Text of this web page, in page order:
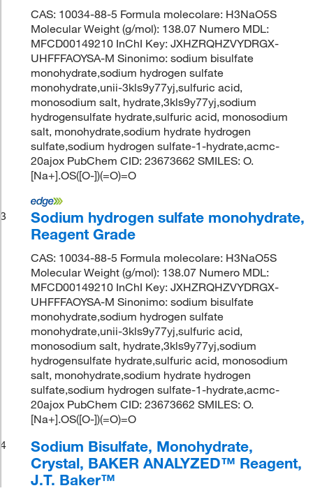
CAS: 10034-88-5 Formula molecolare: H3NaO5S
Molecular Weight (g/mol): 138.07 Numero MDL:
MFCD00149210 InChI Key: JXHZRQHZVYDRGX-
UHFFFAOYSA-M Sinonimo: sodium bisulfate
monohydrate,sodium hydrogen sulfate
monohydrate,unii-3kls9y77yj,sulfuric acid,
monosodium salt, hydrate,3kls9y77yj,sodium
hydrogensulfate hydrate,sulfuric acid, monosodium
salt, monohydrate,sodium hydrate hydrogen
sulfate,sodium hydrogen sulfate-1-hydrate,acmc-
20ajox PubChem CID: 23673662 SMILES: O.
[Na+].OS([O-])(=O)=O
3
Sodium hydrogen sulfate monohydrate,
Reagent Grade
CAS: 10034-88-5 Formula molecolare: H3NaO5S
Molecular Weight (g/mol): 138.07 Numero MDL:
MFCD00149210 InChI Key: JXHZRQHZVYDRGX-
UHFFFAOYSA-M Sinonimo: sodium bisulfate
monohydrate,sodium hydrogen sulfate
monohydrate,unii-3kls9y77yj,sulfuric acid,
monosodium salt, hydrate,3kls9y77yj,sodium
hydrogensulfate hydrate,sulfuric acid, monosodium
salt, monohydrate,sodium hydrate hydrogen
sulfate,sodium hydrogen sulfate-1-hydrate,acmc-
20ajox PubChem CID: 23673662 SMILES: O.
[Na+].OS([O-])(=O)=O
4
Sodium Bisulfate, Monohydrate,
Crystal, BAKER ANALYZED™ Reagent,
J.T. Baker™